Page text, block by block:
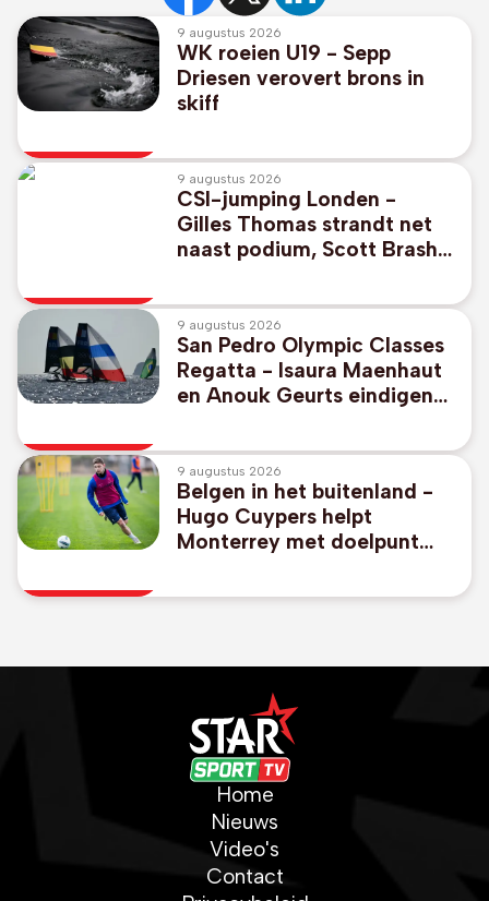
9 augustus 2026
WK roeien U19 - Sepp
Driesen verovert brons in
skiff
9 augustus 2026
CSI-jumping Londen -
Gilles Thomas strandt net
naast podium, Scott Brash
9 augustus 2026
San Pedro Olympic Classes
Regatta - Isaura Maenhaut
en Anouk Geurts eindigen
FX
9 augustus 2026
Belgen in het buitenland -
Hugo Cuypers helpt
Monterrey met doelpunt
van afwezige Messi
Home
Nieuws
Video's
Contact